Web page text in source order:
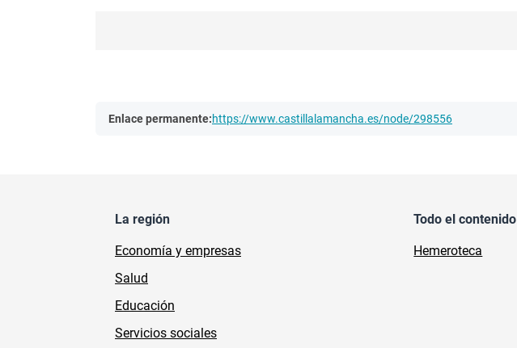
Enlace permanente:https://www.castillalamancha.es/node/298556
La región
Economía y empresas
Salud
Educación
Servicios sociales
Todo el contenido
Hemeroteca